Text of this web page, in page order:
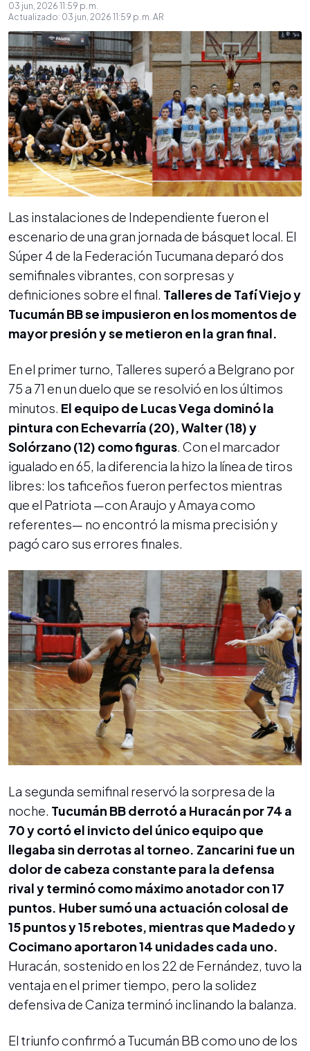
03 jun, 2026 11:59 p. m.
Actualizado: 03 jun, 2026 11:59 p. m. AR
Las instalaciones de Independiente fueron el
escenario de una gran jornada de básquet local. El
Súper 4 de la Federación Tucumana deparó dos
semifinales vibrantes, con sorpresas y
definiciones sobre el final. Talleres de Tafí Viejo y
Tucumán BB se impusieron en los momentos de
mayor presión y se metieron en la gran final.
En el primer turno, Talleres superó a Belgrano por
75 a 71 en un duelo que se resolvió en los últimos
minutos. El equipo de Lucas Vega dominó la
pintura con Echevarría (20), Walter (18) y
Solórzano (12) como figuras . Con el marcador
igualado en 65, la diferencia la hizo la línea de tiros
libres: los taficeños fueron perfectos mientras
que el Patriota —con Araujo y Amaya como
referentes— no encontró la misma precisión y
pagó caro sus errores finales.
La segunda semifinal reservó la sorpresa de la
noche. Tucumán BB derrotó a Huracán por 74 a
70 y cortó el invicto del único equipo que
llegaba sin derrotas al torneo. Zancarini fue un
dolor de cabeza constante para la defensa
rival y terminó como máximo anotador con 17
puntos. Huber sumó una actuación colosal de
15 puntos y 15 rebotes, mientras que Madedo y
Cocimano aportaron 14 unidades cada uno.
Huracán, sostenido en los 22 de Fernández, tuvo la
ventaja en el primer tiempo, pero la solidez
defensiva de Caniza terminó inclinando la balanza.
El triunfo confirmó a Tucumán BB como uno de los